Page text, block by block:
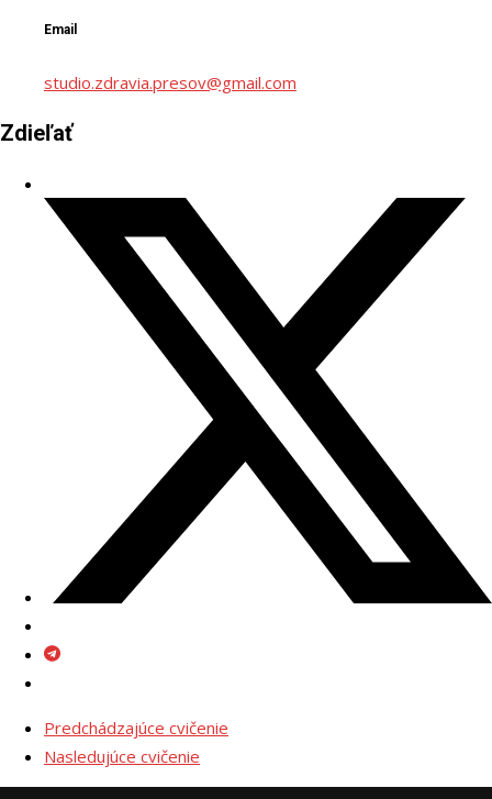
Email
studio.zdravia.presov@gmail.com
Zdieľať
Predchádzajúce cvičenie
Nasledujúce cvičenie